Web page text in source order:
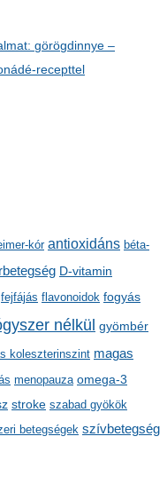
görögdinnye –
recepttel
kór antioxidáns béta-
D-vitamin
fejfájás flavonoidok fogyás
nélkül gyömbér
koleszterinszint magas
menopauza omega-3
stroke szabad gyökök
betegségek szívbetegség